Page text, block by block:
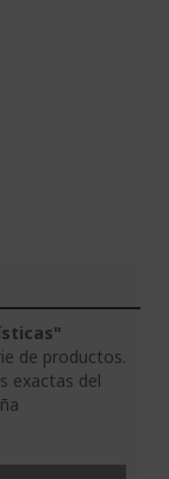
de productos.
exactas del